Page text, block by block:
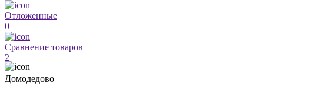
Отложенные
0
Сравнение товаров
2
Домодедово